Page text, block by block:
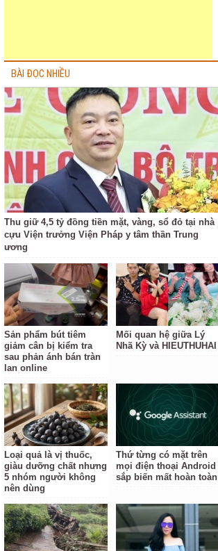
BÀI ĐỌC NHIỀU
Thu giữ 4,5 tỷ đồng tiền mặt, vàng, sổ đỏ tại nhà
cựu Viện trưởng Viện Pháp y tâm thần Trung
ương
Sản phẩm bút tiêm
giảm cân bị kiểm tra
sau phản ánh bán tràn
lan online
Mối quan hệ giữa Lý
Nhã Kỳ và HIEUTHUHAI
Loại quả là vị thuốc,
giàu dưỡng chất nhưng
5 nhóm người không
nên dùng
Thứ từng có mặt trên
mọi điện thoại Android
sắp biến mất hoàn toàn